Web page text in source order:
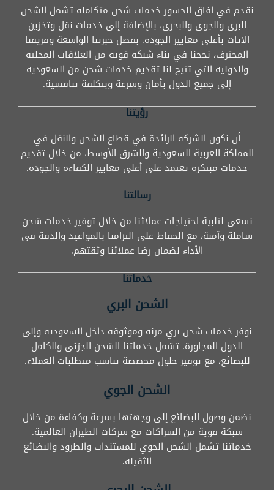
نقدم في افاق الجسور خدمات شحن متكاملة تشمل الشحن
البري والجوي والبحري، بالإضافة إلى خدمات نقل وتخزين
الاثاث بأعلى معايير الجودة. بفضل خبرتنا الواسعة وفريقنا
المحترف، نجحنا في بناء شبكة قوية من العلاقات المحلية
والدولية التي تتيح لنا تقديم خدمات شحن من السعودية
إلى جميع الدول بأمان وسرعة وبتكلفة تنافسية.
رؤيتنا
أن نكون الشركة الرائدة في قطاع الشحن والنقل في
المملكة العربية السعودية والشرق الأوسط، من خلال تقديم
خدمات مبتكرة تعتمد على أعلى معايير الكفاءة والجودة.
رسالتنا
نسعى لتلبية احتياجات عملائنا من خلال توفير خدمات شحن
شاملة وآمنة، مع الحفاظ على التزامنا بالمواعيد والدقة في
الأداء لضمان رضا عملائنا وثقتهم.
خدماتنا
الشحن البري
نوفر خدمات شحن بري مرنة وموثوقة داخل السعودية وإلى
الدول المجاورة. تشمل خدماتنا الشحن الجزئي والكامل
للبضائع، مع توفير حلول مخصصة تناسب متطلبات العملاء.
الشحن الجوي
نضمن وصول البضائع إلى وجهتها بسرعة وكفاءة من خلال
شبكة قوية من الشراكات مع شركات الطيران العالمية.
خدماتنا تشمل الشحن الجوي للمستندات والطرود والبضائع
الثقيلة.